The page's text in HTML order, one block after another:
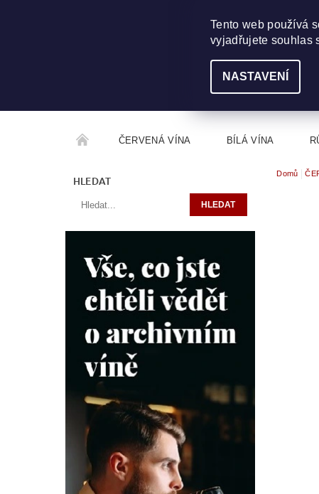
ČERVENÁ VÍNA BÍLÁ VÍNA
ROČNÍKOVÝ ALKOHOL ROZCESTNÍK VÍN
HLEDAT
Domů
Tento web používá
vyjadřujete souhlas
NASTAVENÍ